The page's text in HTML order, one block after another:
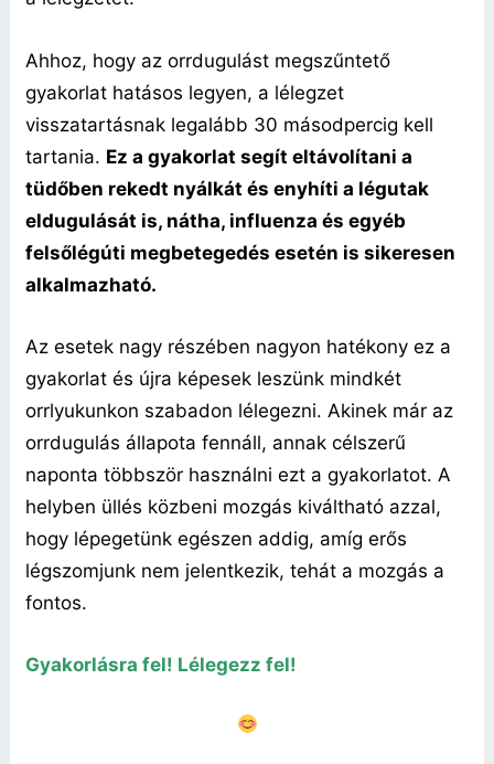
Ahhoz, hogy az orrdugulást megszűntető
gyakorlat hatásos legyen, a lélegzet
visszatartásnak legalább 30 másodpercig kell
tartania. Ez a gyakorlat segít eltávolítani a
tüdőben rekedt nyálkát és enyhíti a légutak
eldugulását is, nátha, influenza és egyéb
felsőlégúti megbetegedés esetén is sikeresen
alkalmazható.
Az esetek nagy részében nagyon hatékony ez a
gyakorlat és újra képesek leszünk mindkét
orrlyukunkon szabadon lélegezni. Akinek már az
orrdugulás állapota fennáll, annak célszerű
naponta többször használni ezt a gyakorlatot. A
helyben üllés közbeni mozgás kiváltható azzal,
hogy lépegetünk egészen addig, amíg erős
légszomjunk nem jelentkezik, tehát a mozgás a
fontos.
Gyakorlásra fel! Lélegezz fel!